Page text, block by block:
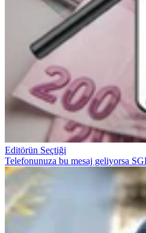
Editörün Seçtiği
Telefonunuza bu mesaj geliyorsa